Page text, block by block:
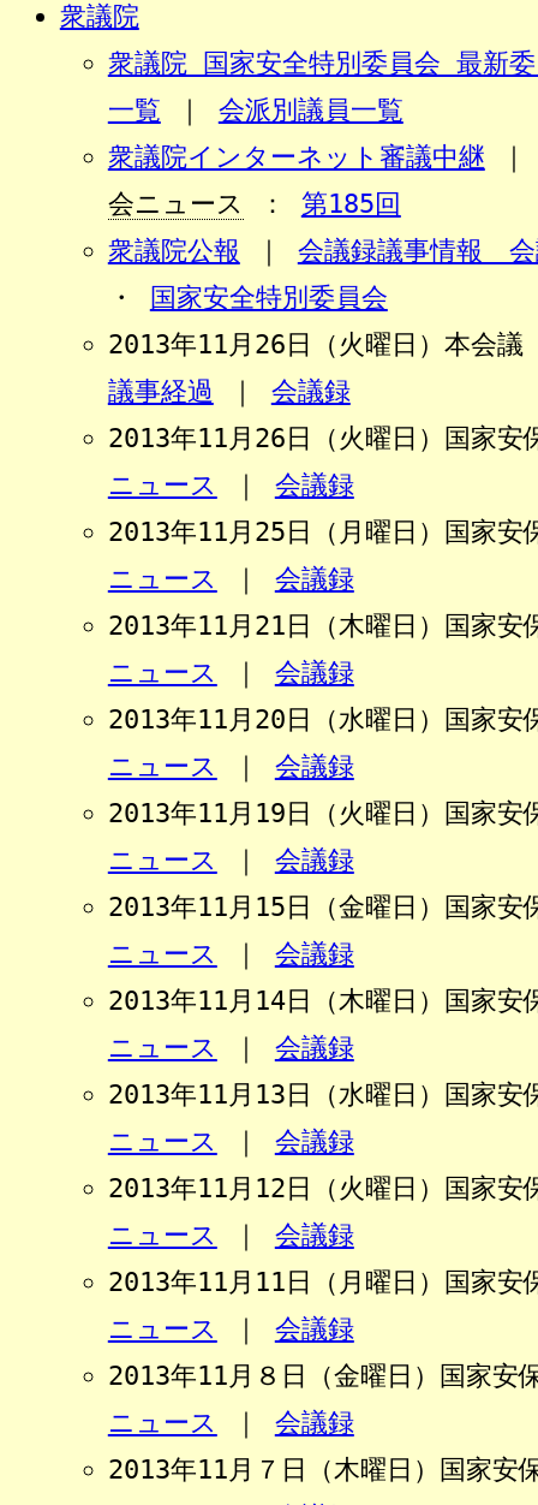
衆議院
衆議院 国家安全特別委員会 最新
一覧
会派別議員一覧
衆議院インターネット審議中継
会ニュース
： 第185回
衆議院公報
会議録議事情報 会
・
国家安全特別委員会
2013年11月26日（火曜日
議事経過
会議録
2013年11月26日（火曜日）国家
ニュース
会議録
2013年11月25日（月曜日）国家
ニュース
会議録
2013年11月21日（木曜日）国家
ニュース
会議録
2013年11月20日（水曜日）国家
ニュース
会議録
2013年11月19日（火曜日）国家
ニュース
会議録
2013年11月15日（金曜日）国家
ニュース
会議録
2013年11月14日（木曜日）国家
ニュース
会議録
2013年11月13日（水曜日）国家
ニュース
会議録
2013年11月12日（火曜日）国家
ニュース
会議録
2013年11月11日（月曜日）国家
ニュース
会議録
2013年11月８日（金曜日）国家
ニュース
会議録
2013年11月７日（木曜日）国家